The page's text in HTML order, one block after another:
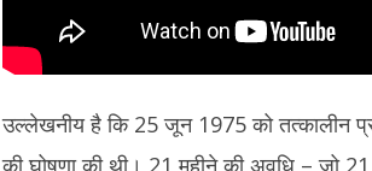
उल्लेखनीय है कि 25 जून 1975 को तत्कालीन